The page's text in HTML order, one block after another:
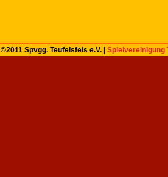
©2011 Spvgg. Teufelsfels e.V. | Spielvereinigung